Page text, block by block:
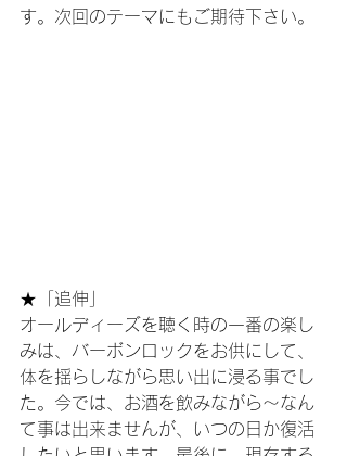
す。次回のテーマにもご期待下さい。
★「追伸」
オールディーズを聴く時の一番の楽し
みは、バーボンロックをお供にして、
体を揺らしながら思い出に浸る事でし
た。今では、お酒を飲みながら～なん
て事は出来ませんが、いつの日か復活